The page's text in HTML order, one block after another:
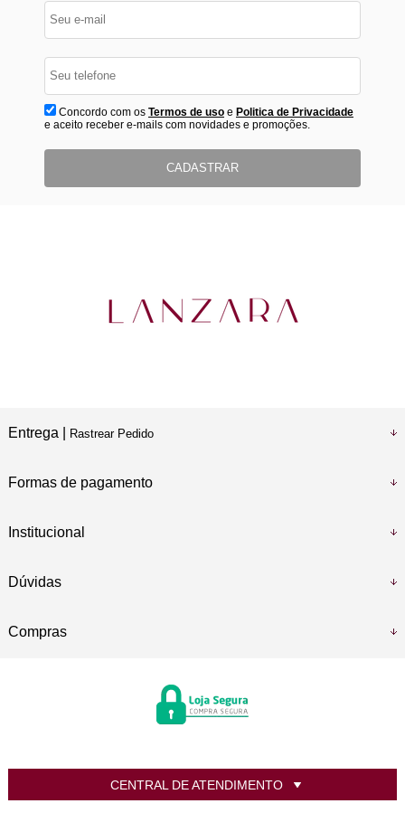
Concordo com os Termos de usoe Politica de Privacidade
e aceito receber e-mails com novidades e promoções.
CADASTRAR
Entrega | Rastrear Pedido
Formas de pagamento
Institucional
Dúvidas
Compras
CENTRAL DE ATENDIMENTO